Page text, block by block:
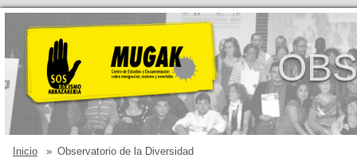
Inicio » Observatorio de la Diversidad